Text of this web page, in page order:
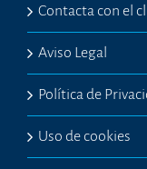
Contacta con el
Aviso Legal
Política de
Uso de cookies